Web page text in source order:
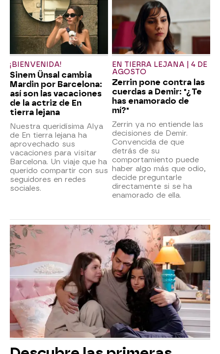
¡BIENVENIDA!
Sinem Ünsal cambia
Mardin por Barcelona:
así son las vacaciones
de la actriz de En
tierra lejana
Nuestra queridísima Alya
de En tierra lejana ha
aprovechado sus
vacaciones para visitar
Barcelona. Un viaje que ha
querido compartir con sus
seguidores en redes
sociales.
EN TIERRA LEJANA | 4 DE
AGOSTO
Zerrin pone contra las
cuerdas a Demir: "¿Te
has enamorado de
mí?"
Zerrin ya no entiende las
decisiones de Demir.
Convencida de que
detrás de su
comportamiento puede
haber algo más que odio,
decide preguntarle
directamente si se ha
enamorado de ella.